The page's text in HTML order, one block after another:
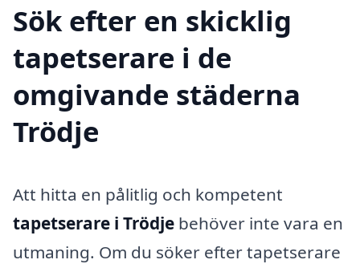
Sök efter en skicklig
tapetserare i de
omgivande städerna
Trödje
Att hitta en pålitlig och kompetent
tapetserare i Trödje behöver inte vara en
utmaning. Om du söker efter tapetserare